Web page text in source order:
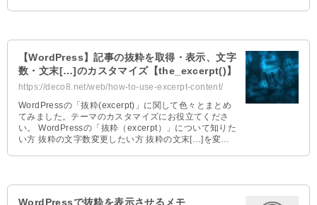
【WordPress】記事の抜粋を取得・表示、文字
数・文末[…]のカスタマイズ【the_excerpt()】
https://deco8.net/web/how-to-use-excerpt-content/
WordPressの「抜粋(excerpt)」に関して色々とまとめ
てみました。テーマのカスタマイズにお役立てくださ
い。 WordPressの「抜粋（excerpt）」について知りた
い方 抜粋の文字数変更したい方 抜粋の文末[…]を変更
示する機能です。主にトップページやカテゴリなどのア
ーカイブページで使用することが多いと思います。
WordPressで抜粋を表示させるメモ